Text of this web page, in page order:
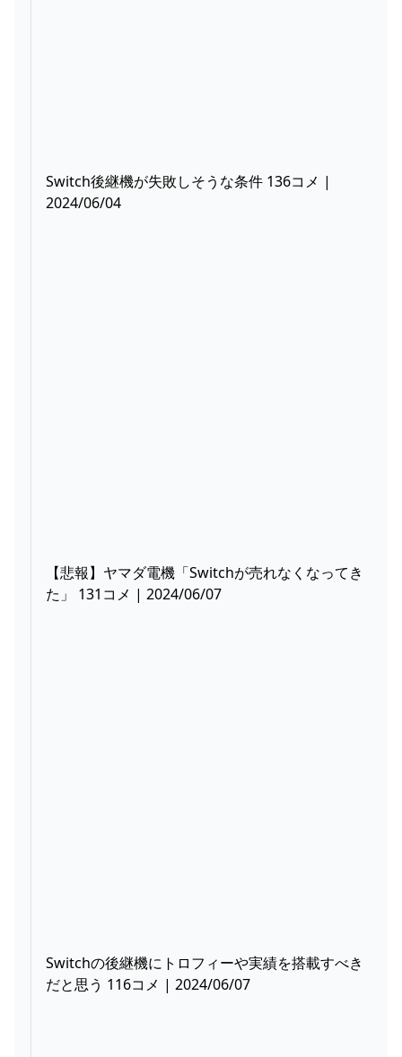
Switch後継機が失敗しそうな条件 136コメ |
2024/06/04
【悲報】ヤマダ電機「Switchが売れなくなってき
た」 131コメ | 2024/06/07
Switchの後継機にトロフィーや実績を搭載すべき
だと思う 116コメ | 2024/06/07